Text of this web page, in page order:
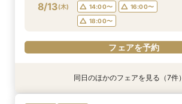
フェアを予約
8/13(木)
14:00〜
16:00〜
18:00〜
フェアを予約
特典あり
特典あり
特典あり
特典あり
特典あり同日のほかのフェアを見る（7件）